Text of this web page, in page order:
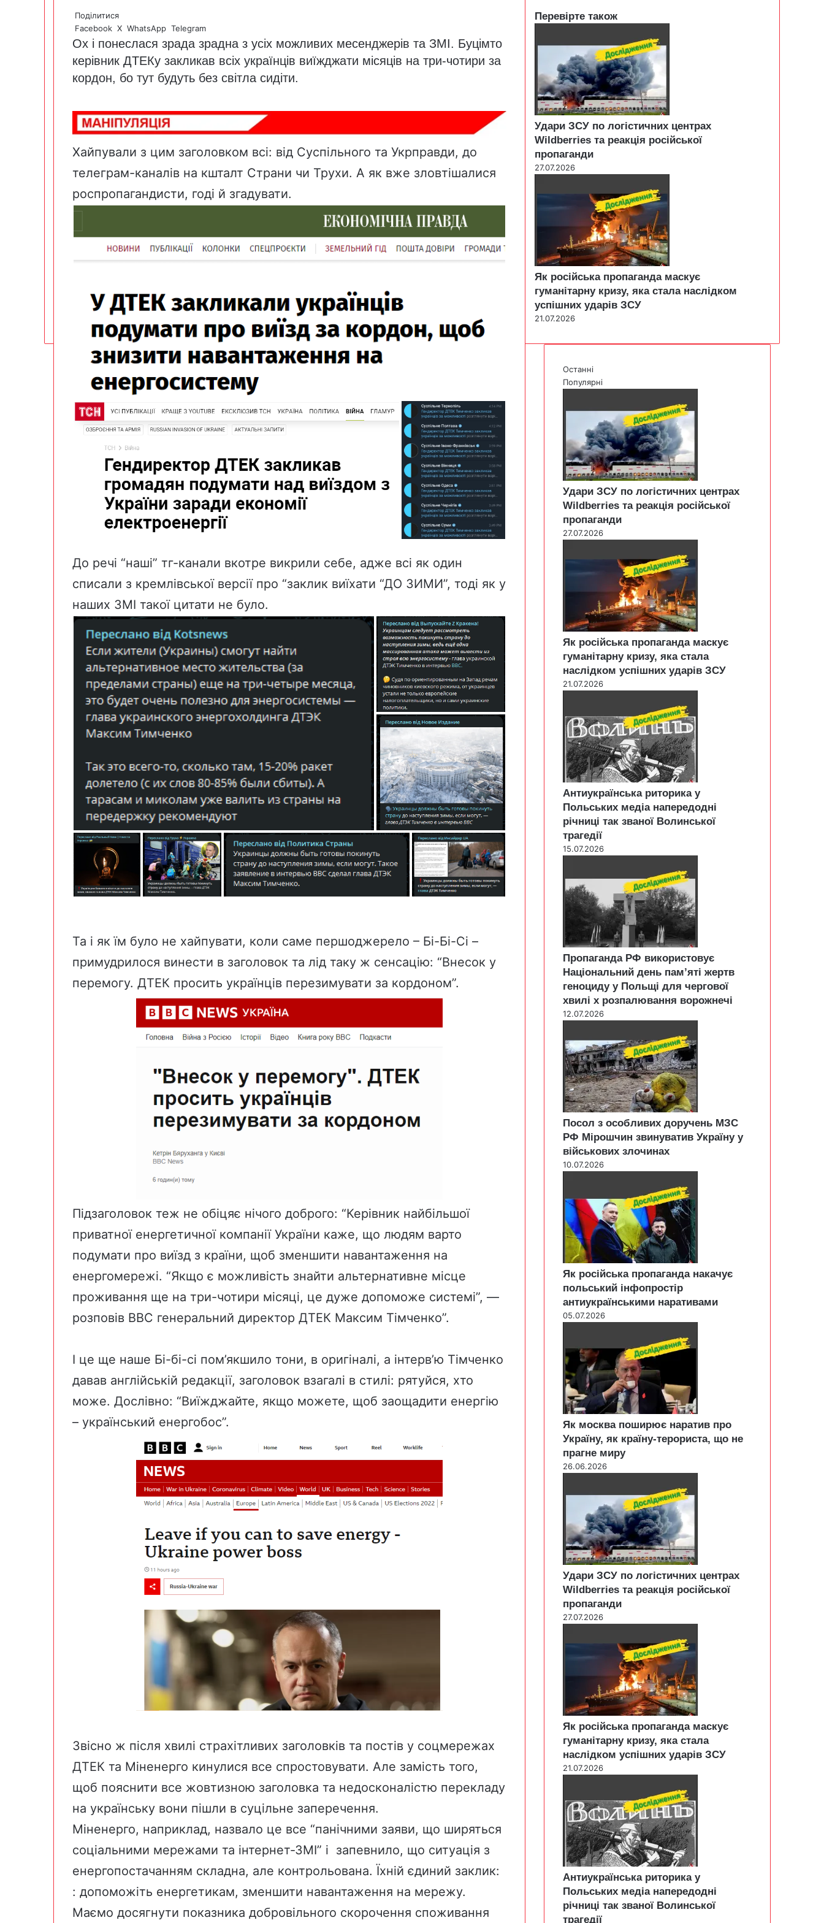
Поділитися
Facebook X WhatsApp Telegram
Ох і понеслася зрада зрадна з усіх можливих месенджерів та ЗМІ. Буцімто
керівник ДТЕКу закликав всіх українців виїжджати місяців на три-чотири за
кордон, бо тут будуть без світла сидіти.
Хайпували з цим заголовком всі: від Суспільного та Укрправди, до
телеграм-каналів на кшталт Страни чи Трухи. А як вже зловтішалися
роспропагандисти, годі й згадувати.
До речі “наші” тг-канали вкотре викрили себе, адже всі як один
списали з кремлівської версії про “заклик виїхати “ДО ЗИМИ”, тоді як у
наших ЗМІ такої цитати не було.
Та і як їм було не хайпувати, коли саме першоджерело – Бі-Бі-Сі –
примудрилося винести в заголовок та лід таку ж сенсацію: “Внесок у
перемогу. ДТЕК просить українців перезимувати за кордоном”.
Підзаголовок теж не обіцяє нічого доброго: “Керівник найбільшої
приватної енергетичної компанії України каже, що людям варто
подумати про виїзд з країни, щоб зменшити навантаження на
енергомережі. “Якщо є можливість знайти альтернативне місце
проживання ще на три-чотири місяці, це дуже допоможе системі”, —
розповів BBC генеральний директор ДТЕК Максим Тімченко”.
І це ще наше Бі-бі-сі пом’якшило тони, в оригіналі, а інтерв’ю Тімченко
давав англійській редакції, заголовок взагалі в стилі: рятуйся, хто
може. Дослівно: “Виїжджайте, якщо можете, щоб заощадити енергію
– український енергобос”.
Звісно ж після хвилі страхітливих заголовків та постів у соцмережах
ДТЕК та Міненерго кинулися все спростовувати. Але замість того,
щоб пояснити все жовтизною заголовка та недосконалістю перекладу
на українську вони пішли в суцільне заперечення.
Міненерго, наприклад, назвало це все “панічними заяви, що ширяться
соціальними мережами та інтернет-ЗМІ” і запевнило, що ситуація з
енергопостачанням складна, але контрольована. Їхній єдиний заклик:
: допоможіть енергетикам, зменшити навантаження на мережу.
Маємо досягнути показника добровільного скорочення споживання
Перевірте також
Удари ЗСУ по логістичних центрах
Wildberries та реакція російської
пропаганди
27.07.2026
Як російська пропаганда маскує
гуманітарну кризу, яка стала наслідком
успішних ударів ЗСУ
21.07.2026
Останні
Популярні
Удари ЗСУ по логістичних центрах
Wildberries та реакція російської
пропаганди
27.07.2026
Як російська пропаганда маскує
гуманітарну кризу, яка стала
наслідком успішних ударів ЗСУ
21.07.2026
Антиукраїнська риторика у
Польських медіа напередодні
річниці так званої Волинської
трагедії
15.07.2026
Пропаганда РФ використовує
Національний день пам’яті жертв
геноциду у Польщі для чергової
хвилі х розпалювання ворожнечі
12.07.2026
Посол з особливих доручень МЗС
РФ Мірошчин звинуватив Україну у
військових злочинах
10.07.2026
Як російська пропаганда накачує
польський інфопростір
антиукраїнськими наративами
05.07.2026
Як москва поширює наратив про
Україну, як країну-терориста, що не
прагне миру
26.06.2026
Удари ЗСУ по логістичних центрах
Wildberries та реакція російської
пропаганди
27.07.2026
Як російська пропаганда маскує
гуманітарну кризу, яка стала
наслідком успішних ударів ЗСУ
21.07.2026
Антиукраїнська риторика у
Польських медіа напередодні
річниці так званої Волинської
трагедії